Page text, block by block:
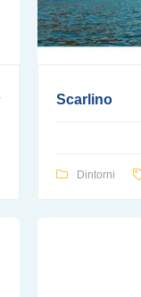
Scarlino
Dintorni